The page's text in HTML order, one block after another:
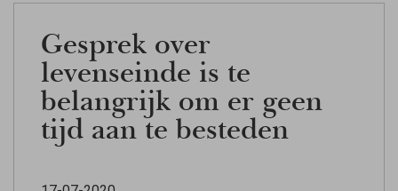
Gesprek over
levenseinde is te
belangrijk om er geen
tijd aan te besteden